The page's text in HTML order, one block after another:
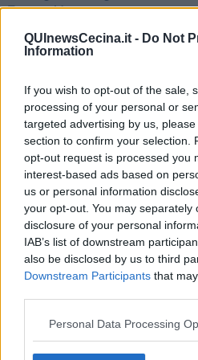
QUInewsCecina.it - Do Not
Information
If you wish to opt-out of the sale,
processing of your personal or
targeted advertising by us,
section to confirm your selection.
opt-out request is processed you
interest-based ads based on
us or personal information
your opt-out. You may separately
disclosure of your personal
IAB’s list of downstream
also be disclosed by us to third
Downstream Participants that
Personal Data Processing
Teste calde
Armiamoci e... avviatevi
Da Capodanno a Carnevale
Sor-riso amaro
Fine anno al ristorante
La festa di Capodanno
Natale 2024
Re e regnanti
A noi interessa il dito non la luna
Come rubare allo stato e vivere
Una performance
Il compagno
​Io (allo specchio)
Tramonto
Passato, presente, futuro
La virtù del non fare
Il giorno dei saldi
Leggendo l'Eneide
​(In)sicurezza stradale